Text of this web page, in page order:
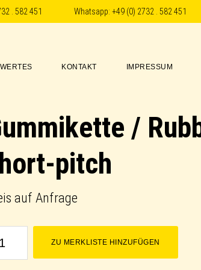
. 582 451 Whatsapp: +49 (0) 2732 . 582 451
KONTAKT IMPRESSUM
/
pitch
auf Anfrage
ZU MERKLISTE HINZUFÜGEN